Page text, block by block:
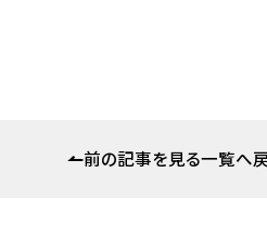
前の記事を見る一覧へ